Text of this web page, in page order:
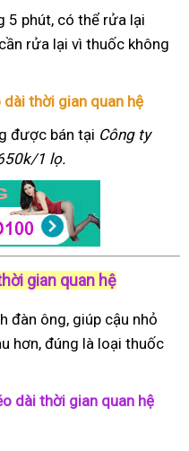
5 phút, có thể rửa lại
rửa lại vì thuốc không
thời gian quan hệ
được bán tại Công ty
1 lọ.
gian quan hệ
đàn ông, giúp cậu nhỏ
hơn, đúng là loại thuốc
dài thời gian quan hệ